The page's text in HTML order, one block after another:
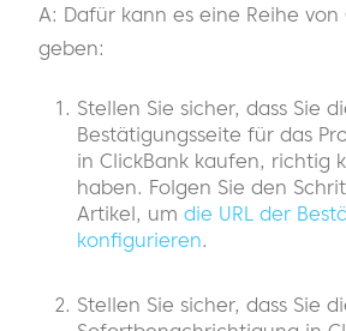
A: Dafür kann es eine Reihe von
geben:
Stellen Sie sicher, dass Sie
Bestätigungsseite für das
in ClickBank kaufen, richtig
haben. Folgen Sie den
Artikel, um die URL der
konfigurieren.
Stellen Sie sicher, dass Sie